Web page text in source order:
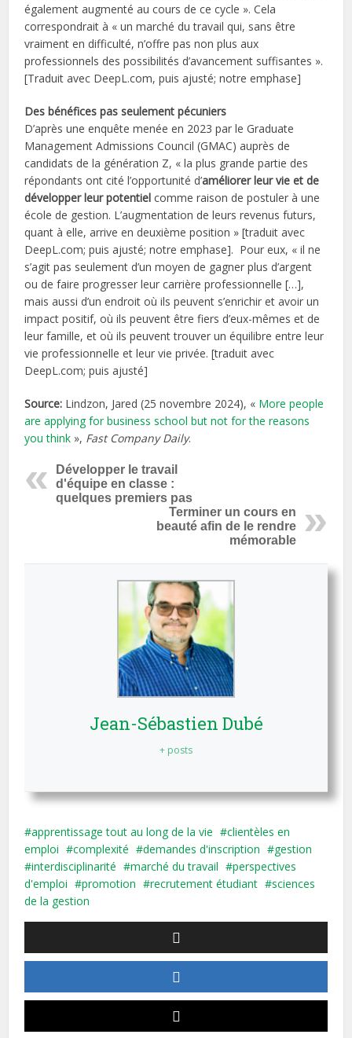
également augmenté au cours de ce cycle ». Cela
correspondrait à « un marché du travail qui, sans être
vraiment en difficulté, n’offre pas non plus aux
professionnels des possibilités d’avancement suffisantes ».
[Traduit avec DeepL.com, puis ajusté; notre emphase]
Des bénéfices pas seulement pécuniers
D’après une enquête menée en 2023 par le Graduate
Management Admissions Council (GMAC) auprès de
candidats de la génération Z, « la plus grande partie des
répondants ont cité l’opportunité d’améliorer leur vie et de
développer leur potentiel comme raison de postuler à une
école de gestion. L’augmentation de leurs revenus futurs,
quant à elle, arrive en deuxième position » [traduit avec
DeepL.com; puis ajusté; notre emphase]. Pour eux, « il ne
s’agit pas seulement d’un moyen de gagner plus d’argent
ou de faire progresser leur carrière professionnelle […],
mais aussi d’un endroit où ils peuvent s’enrichir et avoir un
impact positif, où ils peuvent être fiers d’eux-mêmes et de
leur famille, et où ils peuvent trouver un équilibre entre leur
vie professionnelle et leur vie privée. [traduit avec
DeepL.com; puis ajusté]
Source: Lindzon, Jared (25 novembre 2024), « More people
are applying for business school but not for the reasons
you think », Fast Company Daily.
Développer le travail
d'équipe en classe :
quelques premiers pas
Terminer un cours en
beauté afin de le rendre
mémorable
Jean-Sébastien Dubé
+ posts
apprentissage tout au long de la vie
clientèles en
emploi
complexité demandes d'inscription
gestion
interdisciplinarité
marché du travail
perspectives
d'emploi
promotion recrutement étudiant
sciences
de la gestion